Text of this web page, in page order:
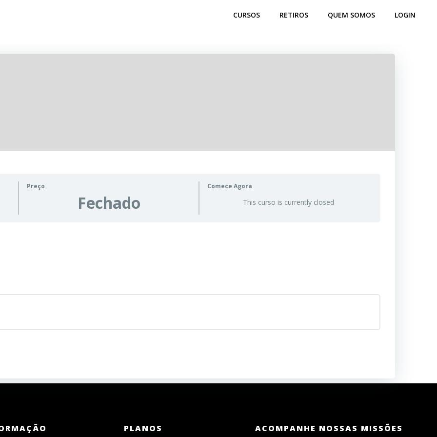
CURSOS RETIROS QUEM SOMOS LOGIN
Preço
Fechado
Comece Agora
This curso is currently closed
PLANOS ACOMPANHE NOSSAS MISSÕES